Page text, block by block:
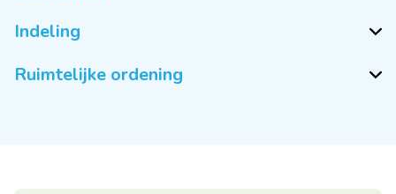
Indeling
Ruimtelijke ordening